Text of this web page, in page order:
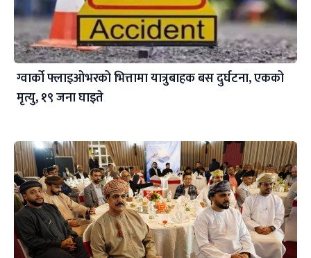
ग्वार्को फ्लाइओभरको भित्तामा यात्रुबाहक बस दुर्घटना, एकको
मृत्यु, १९ जना घाइते